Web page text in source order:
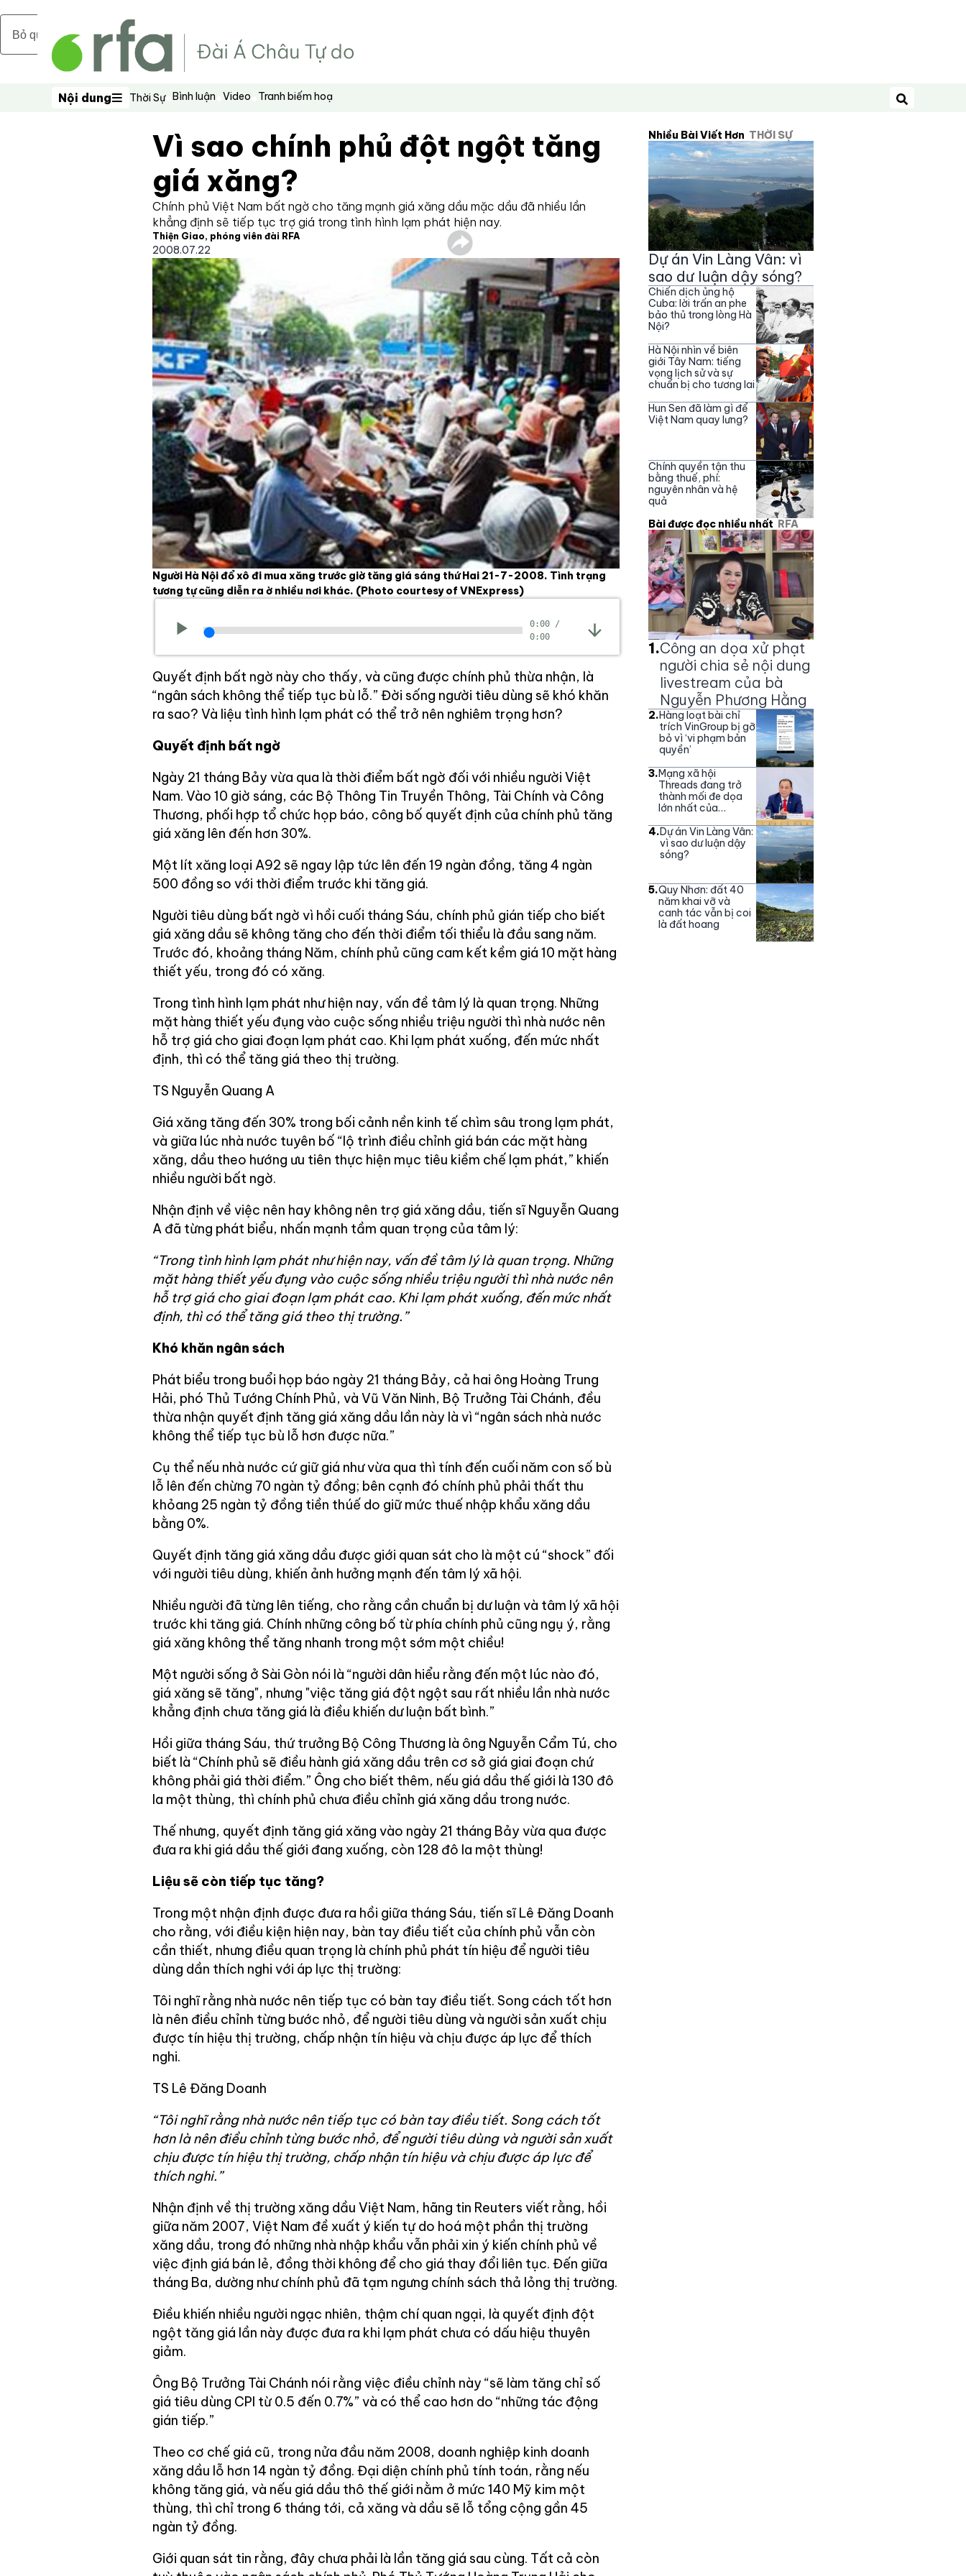
Bỏ qua nội dung chính
Nội dung
Nội dung Thời Sự Bình luận Video Tranh biếm hoạ
Tìm kiếm
Vì sao chính phủ đột ngột tăng
giá xăng?
Chính phủ Việt Nam bất ngờ cho tăng mạnh giá xăng dầu mặc dầu đã nhiều lần
khẳng định sẽ tiếp tục trợ giá trong tình hình lạm phát hiện nay.
Thiện Giao, phóng viên đài RFA
2008.07.22
Người Hà Nội đổ xô đi mua xăng trước giờ tăng giá sáng thứ Hai 21-7-2008. Tình trạng
tương tự cũng diễn ra ờ nhiều nơi khác. (Photo courtesy of VNExpress)
0:00 /
0:00
Quyết định bất ngờ này cho thấy, và cũng được chính phủ thừa nhận, là
“ngân sách không thể tiếp tục bù lỗ.” Đời sống người tiêu dùng sẽ khó khăn
ra sao? Và liệu tình hình lạm phát có thể trở nên nghiêm trọng hơn?
Quyết định bất ngờ
Ngày 21 tháng Bảy vừa qua là thời điểm bất ngờ đối với nhiều người Việt
Nam. Vào 10 giờ sáng, các Bộ Thông Tin Truyền Thông, Tài Chính và Công
Thương, phối hợp tổ chức họp báo, công bố quyết định của chính phủ tăng
giá xăng lên đến hơn 30%.
Một lít xăng loại A92 sẽ ngay lập tức lên đến 19 ngàn đồng, tăng 4 ngàn
500 đồng so với thời điểm trước khi tăng giá.
Người tiêu dùng bất ngờ vì hồi cuối tháng Sáu, chính phủ gián tiếp cho biết
giá xăng dầu sẽ không tăng cho đến thời điểm tối thiểu là đầu sang năm.
Trước đó, khoảng tháng Năm, chính phủ cũng cam kết kềm giá 10 mặt hàng
thiết yếu, trong đó có xăng.
Trong tình hình lạm phát như hiện nay, vấn đề tâm lý là quan trọng. Những
mặt hàng thiết yếu đụng vào cuộc sống nhiều triệu người thì nhà nước nên
hỗ trợ giá cho giai đoạn lạm phát cao. Khi lạm phát xuống, đến mức nhất
định, thì có thể tăng giá theo thị trường.
TS Nguyễn Quang A
Giá xăng tăng đến 30% trong bối cảnh nền kinh tế chìm sâu trong lạm phát,
và giữa lúc nhà nước tuyên bố “lộ trình điều chỉnh giá bán các mặt hàng
xăng, dầu theo hướng ưu tiên thực hiện mục tiêu kiềm chế lạm phát,” khiến
nhiều người bất ngờ.
Nhận định về việc nên hay không nên trợ giá xăng dầu, tiến sĩ Nguyễn Quang
A đã từng phát biểu, nhấn mạnh tầm quan trọng của tâm lý:
“Trong tình hình lạm phát như hiện nay, vấn đề tâm lý là quan trọng. Những
mặt hàng thiết yếu đụng vào cuộc sống nhiều triệu người thì nhà nước nên
hỗ trợ giá cho giai đoạn lạm phát cao. Khi lạm phát xuống, đến mức nhất
định, thì có thể tăng giá theo thị trường.”
Khó khăn ngân sách
Phát biểu trong buổi họp báo ngày 21 tháng Bảy, cả hai ông Hoàng Trung
Hải, phó Thủ Tướng Chính Phủ, và Vũ Văn Ninh, Bộ Trưởng Tài Chánh, đều
thừa nhận quyết định tăng giá xăng dầu lần này là vì “ngân sách nhà nước
không thể tiếp tục bù lỗ hơn được nữa.”
Cụ thể nếu nhà nước cứ giữ giá như vừa qua thì tính đến cuối năm con số bù
lỗ lên đến chừng 70 ngàn tỷ đồng; bên cạnh đó chính phủ phải thất thu
khỏang 25 ngàn tỷ đồng tiền thúế do giữ mức thuế nhập khẩu xăng dầu
bằng 0%.
Quyết định tăng giá xăng dầu được giới quan sát cho là một cú “shock” đối
với người tiêu dùng, khiến ảnh hưởng mạnh đến tâm lý xã hội.
Nhiều người đã từng lên tiếng, cho rằng cần chuẩn bị dư luận và tâm lý xã hội
trước khi tăng giá. Chính những công bố từ phía chính phủ cũng ngụ ý, rằng
giá xăng không thể tăng nhanh trong một sớm một chiều!
Một người sống ở Sài Gòn nói là “người dân hiểu rằng đến một lúc nào đó,
giá xăng sẽ tăng", nhưng "việc tăng giá đột ngột sau rất nhiều lần nhà nước
khẳng định chưa tăng giá là điều khiến dư luận bất bình.”
Hồi giữa tháng Sáu, thứ trưởng Bộ Công Thương là ông Nguyễn Cẩm Tú, cho
biết là “Chính phủ sẽ điều hành giá xăng dầu trên cơ sở giá giai đoạn chứ
không phải giá thời điểm.” Ông cho biết thêm, nếu giá dầu thế giới là 130 đô
la một thùng, thì chính phủ chưa điều chỉnh giá xăng dầu trong nước.
Thế nhưng, quyết định tăng giá xăng vào ngày 21 tháng Bảy vừa qua được
đưa ra khi giá dầu thế giới đang xuống, còn 128 đô la một thùng!
Liệu sẽ còn tiếp tục tăng?
Trong một nhận định được đưa ra hồi giữa tháng Sáu, tiến sĩ Lê Đăng Doanh
cho rằng, với điều kiện hiện nay, bàn tay điều tiết của chính phủ vẫn còn
cần thiết, nhưng điều quan trọng là chính phủ phát tín hiệu để người tiêu
dùng dần thích nghi với áp lực thị trường:
Tôi nghĩ rằng nhà nước nên tiếp tục có bàn tay điều tiết. Song cách tốt hơn
là nên điều chỉnh từng bước nhỏ, để người tiêu dùng và người sản xuất chịu
được tín hiệu thị trường, chấp nhận tín hiệu và chịu được áp lực để thích
nghi.
TS Lê Đăng Doanh
“Tôi nghĩ rằng nhà nước nên tiếp tục có bàn tay điều tiết. Song cách tốt
hơn là nên điều chỉnh từng bước nhỏ, để người tiêu dùng và người sản xuất
chịu được tín hiệu thị trường, chấp nhận tín hiệu và chịu được áp lực để
thích nghi.”
Nhận định về thị trường xăng dầu Việt Nam, hãng tin Reuters viết rằng, hồi
giữa năm 2007, Việt Nam đề xuất ý kiến tự do hoá một phần thị trường
xăng dầu, trong đó những nhà nhập khẩu vẫn phải xin ý kiến chính phủ về
việc định giá bán lẻ, đồng thời không để cho giá thay đổi liên tục. Đến giữa
tháng Ba, dường như chính phủ đã tạm ngưng chính sách thả lỏng thị trường.
Điều khiến nhiều người ngạc nhiên, thậm chí quan ngại, là quyết định đột
ngột tăng giá lần này được đưa ra khi lạm phát chưa có dấu hiệu thuyên
giảm.
Ông Bộ Trưởng Tài Chánh nói rằng việc điều chỉnh này “sẽ làm tăng chỉ số
giá tiêu dùng CPI từ 0.5 đến 0.7%” và có thể cao hơn do “những tác động
gián tiếp.”
Theo cơ chế giá cũ, trong nửa đầu năm 2008, doanh nghiệp kinh doanh
xăng dầu lỗ hơn 14 ngàn tỷ đồng. Đại diện chính phủ tính toán, rằng nếu
không tăng giá, và nếu giá dầu thô thế giới nằm ở mức 140 Mỹ kim một
thùng, thì chỉ trong 6 tháng tới, cả xăng và dầu sẽ lỗ tổng cộng gần 45
ngàn tỷ đồng.
Giới quan sát tin rằng, đây chưa phải là lần tăng giá sau cùng. Tất cả còn
Nhiều Bài Viết Hơn THỜI SỰ
Dự án Vin Làng Vân: vì
sao dư luận dậy sóng?
Chiến dịch ủng hộ
Cuba: lời trấn an phe
bảo thủ trong lòng Hà
Nội?
Hà Nội nhìn về biên
giới Tây Nam: tiếng
vọng lịch sử và sự
chuẩn bị cho tương lai
Hun Sen đã làm gì để
Việt Nam quay lưng?
Chính quyền tận thu
bằng thuế, phí:
nguyên nhân và hệ
quả
Bài được đọc nhiều nhất RFA
1.Công an dọa xử phạt
người chia sẻ nội dung
livestream của bà
Nguyễn Phương Hằng
2.Hàng loạt bài chỉ
trích VinGroup bị gỡ
bỏ vì ‘vi phạm bản
quyền’
3.Mạng xã hội
Threads đang trở
thành mối đe dọa
lớn nhất của
4.Dự án Vin Làng Vân:
vì sao dư luận dậy
sóng?
5.Quy Nhơn: đất 40
năm khai vỡ và
canh tác vẫn bị coi
là đất hoang